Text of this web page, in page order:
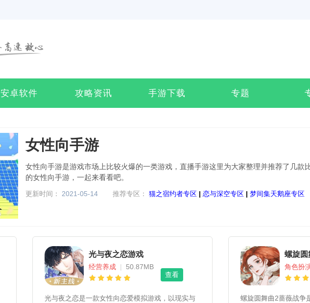
安卓软件 攻略资讯 手游下载 专题
女性向手游
女性向手游是游戏市场上比较火爆的一类游戏，直播手游这里为大家整理并推荐了几款
的女性向手游，一起来看看吧。
更新时间： 2021-05-14 推荐专区： 猫之宿约者专区 | 恋与深空专区 | 梦间集天鹅座专区
光与夜之恋游戏
经营养成 |
50.87MB
查看
光与夜之恋是一款女性向恋爱模拟游戏，以现实与
螺旋圆
角色扮
螺旋圆舞曲2蔷薇战争